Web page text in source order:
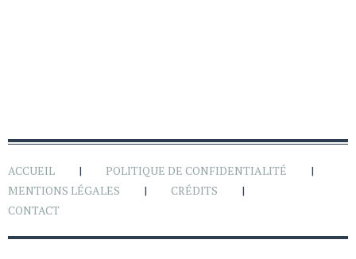
ACCUEIL
POLITIQUE DE CONFIDENTIALITÉ
MENTIONS LÉGALES
CRÉDITS
CONTACT